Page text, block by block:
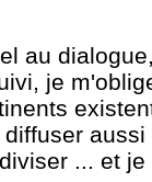
au
je
... et